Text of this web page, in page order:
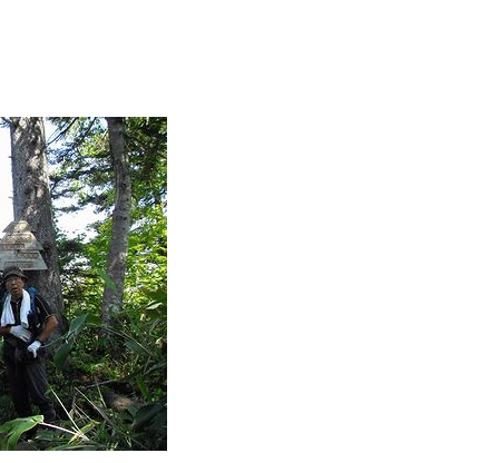
自分，足の故障
ーと合流
記はＮ氏の記録